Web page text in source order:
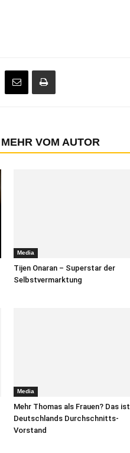
MEHR VOM AUTOR
Media
Tijen Onaran – Superstar der
Selbstvermarktung
Media
Mehr Thomas als Frauen? Das ist
Deutschlands Durchschnitts-
Vorstand